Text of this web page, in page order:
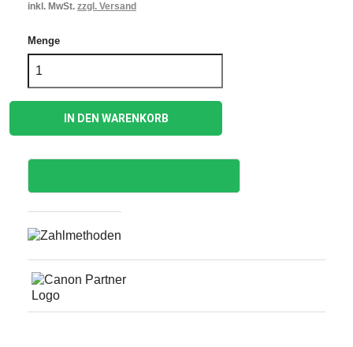
inkl. MwSt. zzgl. Versand
Menge
IN DEN WARENKORB